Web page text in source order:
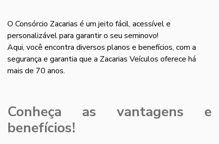
O Consórcio Zacarias é um jeito fácil, acessível e
personalizável para garantir o seu seminovo!
Aqui, você encontra diversos planos e benefícios, com a
segurança e garantia que a Zacarias Veículos oferece há
mais de 70 anos.
Conheça as vantagens e
benefícios!